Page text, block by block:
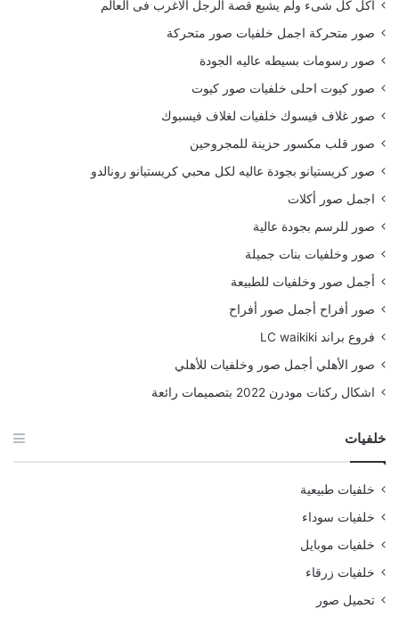
أكل كل شىء ولم يشبع قصة الرجل الاغرب فى العالم
صور متحركة اجمل خلفيات صور متحركة
صور رسومات بسيطه عاليه الجودة
صور كيوت احلى خلفيات صور كيوت
صور غلاف فيسوك خلفيات لغلاف فيسبوك
صور قلب مكسور حزينة للمجروحين
صور كريستيانو بجودة عاليه لكل محبي كريستيانو رونالدو
اجمل صور أكلات
صور للرسم بجودة عالية
صور وخلفيات بنات جميلة
أجمل صور وخلفيات للطبيعة
صور أفراح أجمل صور أفراح
فروع براند LC waikiki
صور الأهلي أجمل صور وخلفيات للأهلي
اشكال ركنات مودرن 2022 بتصميمات رائعة
خلفيات
خلفيات طبيعية
خلفيات سوداء
خلفيات موبايل
خلفيات زرقاء
تحميل صور